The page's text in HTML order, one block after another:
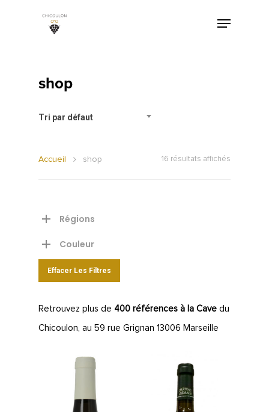
shop
Tri par défaut
16 résultats affichés
Accueil shop
Régions
Couleur
Effacer Les Filtres
Retrouvez plus de 400 références à la Cave du
Chicoulon, au 59 rue Grignan 13006 Marseille